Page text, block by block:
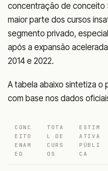
concentração de conceito
maior parte dos cursos
segmento privado,
após a expansão
2014 e 2022.
A tabela abaixo sintetiza o
com base nos dados
CONC
EITO
ENAM
ED
TOTA
L DE
CURS
OS
ESTIM
ATIVA
PÚBLI
CA